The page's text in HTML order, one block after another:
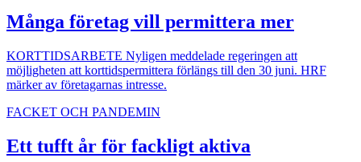
Många företag vill permittera mer
KORTTIDSARBETE Nyligen meddelade regeringen att
möjligheten att korttidspermittera förlängs till den 30 juni. HRF
märker av företagarnas intresse.
FACKET OCH PANDEMIN
Ett tufft år för fackligt aktiva